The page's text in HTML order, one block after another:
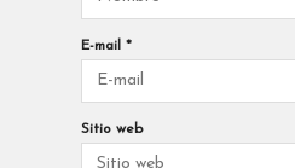
E-mail *
Sitio web